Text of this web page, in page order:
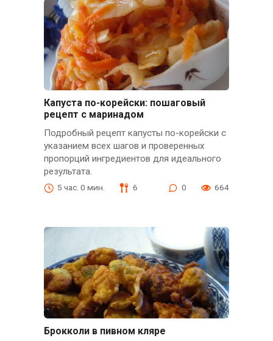
Капуста по-корейски: пошаговый
рецепт с маринадом
Подробный рецепт капусты по-корейски с
указанием всех шагов и проверенных
пропорций ингредиентов для идеального
результата.
5 час. 0 мин. 6 0 664
Брокколи в пивном кляре